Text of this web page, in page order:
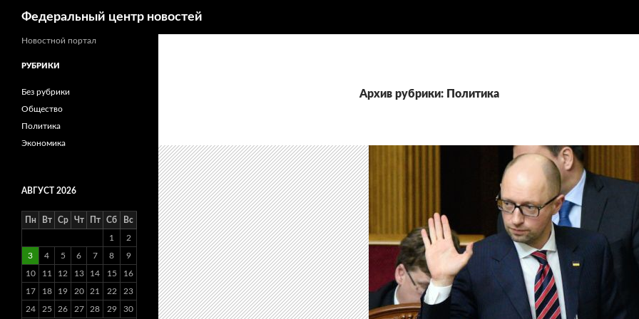
Федеральный центр новостей
Архив рубрики: Политика
Новостной портал
РУБРИКИ
Без рубрики
Общество
Политика
Экономика
АВГУСТ 2026
Пн Вт Ср Чт Пт Сб Вс
1 2
3 4 5 6 7 8 9
10 11 12 13 14 15 16
17 18 19 20 21 22 23
24 25 26 27 28 29 30